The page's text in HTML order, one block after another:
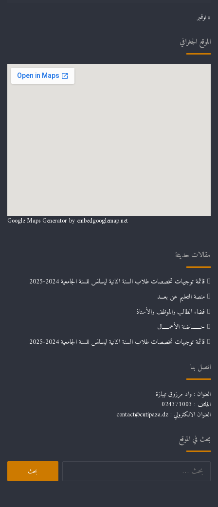
« نوفمبر
الموقع الجغرافي
Google Maps Generator by embedgooglemap.net
مقالات حديثة
قائمة توجيهات تخصصات طلاب السنة الثانية ليسانس للسنة الجامعية 2024-2025
منصة التعليم عن بعـــد
فضاء الطالب والموظف والأستاذ
حـــــــاضنة الأعمـــــال
قائمة توجيهات تخصصات طلاب السنة الثانية ليسانس للسنة الجامعية 2024-2025
اتصل بنا
العنوان : واد مرزوق تيبازة
الهاتف : 024371003
العنوان الالكتروني : contact@cutipaza.dz
بحث في الموقع
البحث